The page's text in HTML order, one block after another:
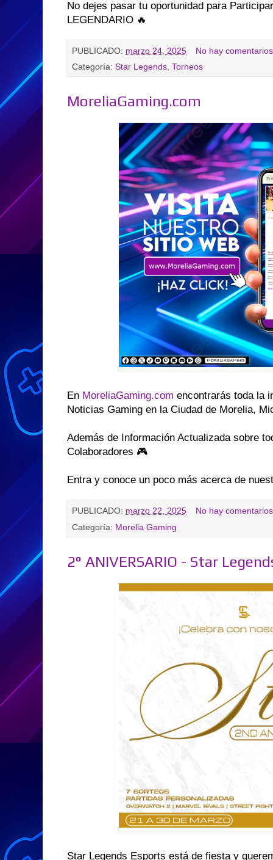
No dejes pasar tu oportunidad para
LEGENDARIO 🔥
PUBLICADO: marzo 24, 2025
No hay
Categoría: Star Legends, Torneos
MoreliaGaming.com
En MoreliaGaming.com encontrarás toda la
Noticias Gaming en la Ciudad de Morelia,
Además de Información Actualizada sobre
Colaboradores 🎮
Entra y conoce un poco más acerca de
PUBLICADO: marzo 22, 2025
No hay
Categoría: Morelia Gaming
2° ANIVERSARIO - Star
Star Legends Esports está de fiesta y